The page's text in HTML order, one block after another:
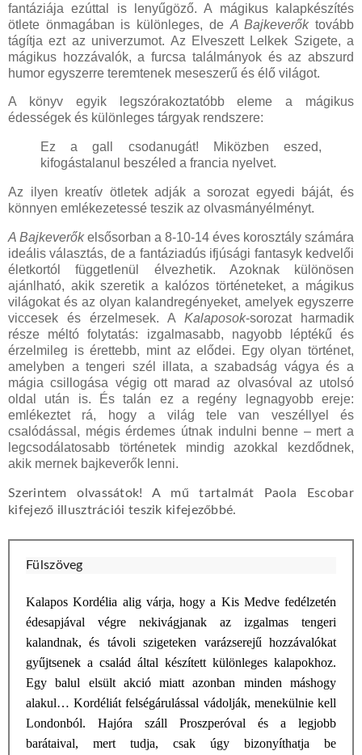
fantáziája ezúttal is lenyűgöző. A mágikus kalapkészítés
ötlete önmagában is különleges, de A Bajkeverőktovább
tágítja ezt az univerzumot. Az Elveszett Lelkek Szigete, a
mágikus hozzávalók, a furcsa találmányok és az abszurd
humor egyszerre teremtenek meseszerű és élő világot.
A könyv egyik legszórakoztatóbb eleme a mágikus
édességek és különleges tárgyak rendszere:
Ez a gall csodanugát! Miközben eszed,
kifogástalanul beszéled a francia nyelvet.
Az ilyen kreatív ötletek adják a sorozat egyedi báját, és
könnyen emlékezetessé teszik az olvasmányélményt.
A Bajkeverőkelsősorban a 8-10-14 éves korosztály számára
ideális választás, de a fantáziadús ifjúsági fantasyk kedvelői
életkortól függetlenül élvezhetik. Azoknak különösen
ajánlható, akik szeretik a kalózos történeteket, a mágikus
világokat és az olyan kalandregényeket, amelyek egyszerre
viccesek és érzelmesek. A Kalaposok-sorozat harmadik
része méltó folytatás: izgalmasabb, nagyobb léptékű és
érzelmileg is érettebb, mint az elődei. Egy olyan történet,
amelyben a tengeri szél illata, a szabadság vágya és a
mágia csillogása végig ott marad az olvasóval az utolsó
oldal után is. És talán ez a regény legnagyobb ereje:
emlékeztet rá, hogy a világ tele van veszéllyel és
csalódással, mégis érdemes útnak indulni benne – mert a
legcsodálatosabb történetek mindig azokkal kezdődnek,
akik mernek bajkeverők lenni.
Szerintem olvassátok! A mű tartalmát Paola Escobar
kifejező illusztrációi teszik kifejezőbbé.
Fülszöveg
Kalapos Kordélia alig várja, hogy a Kis Medve fedélzetén
édesapjával végre nekivágjanak az izgalmas tengeri
kalandnak, és távoli szigeteken varázserejű hozzávalókat
gyűjtsenek a család által készített különleges kalapokhoz.
Egy balul elsült akció miatt azonban minden máshogy
alakul… Kordéliát felségárulással vádolják, menekülnie kell
Londonból. Hajóra száll Proszperóval és a legjobb
barátaival, mert tudja, csak úgy bizonyíthatja be